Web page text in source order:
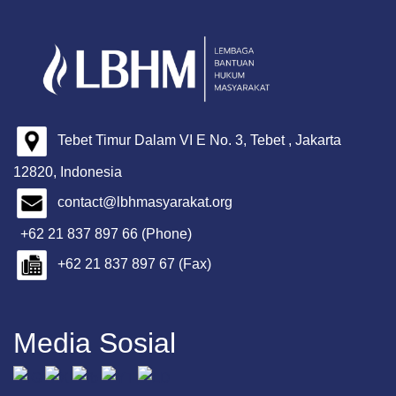
Tebet Timur Dalam VI E No. 3, Tebet , Jakarta
12820, Indonesia
contact@lbhmasyarakat.org
+62 21 837 897 66 (Phone)
+62 21 837 897 67 (Fax)
Media Sosial